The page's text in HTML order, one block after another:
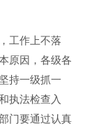
工作上不落
原因，各级各
持一级抓一
执法检查入
门要通过认真